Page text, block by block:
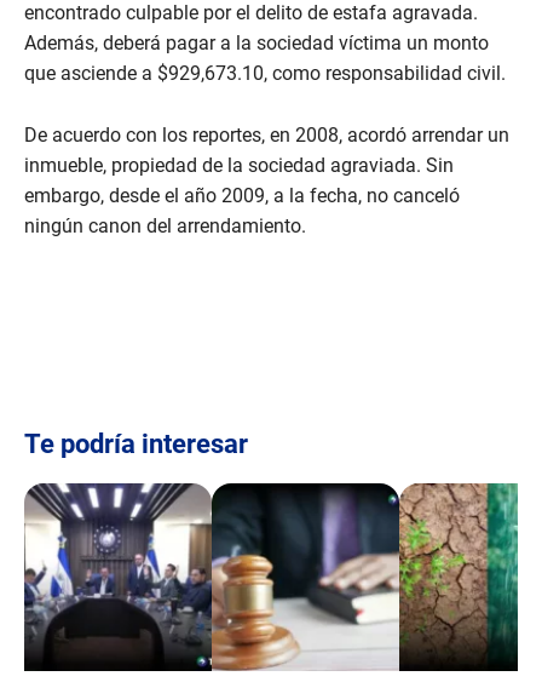
encontrado culpable por el delito de estafa agravada.
Además, deberá pagar a la sociedad víctima un monto
que asciende a $929,673.10, como responsabilidad civil.
De acuerdo con los reportes, en 2008, acordó arrendar un
inmueble, propiedad de la sociedad agraviada. Sin
embargo, desde el año 2009, a la fecha, no canceló
ningún canon del arrendamiento.
Te podría interesar